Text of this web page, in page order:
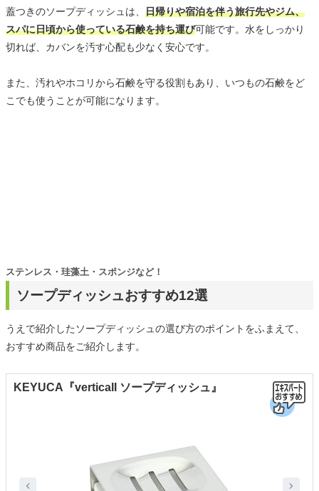
蓋つきのソープディッシュは、 日帰りや宿泊を伴う旅行先やジム、
スパに日頃から使っている石鹸を持ち運び可能です。水をしっかり
切れば、カバンを汚す心配も少なく安心です。
また、汚れやホコリから石鹸を守る役割もあり、いつもの石鹸をど
こでも使うことが可能になります。
ソープディッシュおすすめ12選
ステンレス・珪藻土・スポンジなど！
うえで紹介したソープディッシュの選び方のポイントをふまえて、
おすすめ商品をご紹介します。
KEYUCA『verticaII ソープディッシュ』